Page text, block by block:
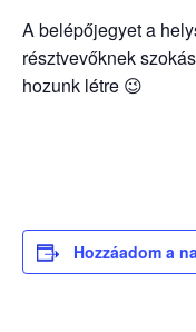
A belépőjegyet a
résztvevőknek
hozunk létre 😉
Hozzáadom a